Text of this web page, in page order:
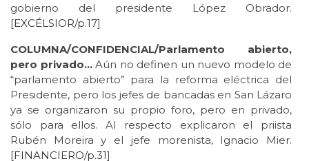
gobierno del presidente López Obrador.
[EXCÉLSIOR/p.17]
COLUMNA/CONFIDENCIAL/Parlamento abierto,
pero privado…Aún no definen un nuevo modelo de
“parlamento abierto” para la reforma eléctrica del
Presidente, pero los jefes de bancadas en San Lázaro
ya se organizaron su propio foro, pero en privado,
sólo para ellos. Al respecto explicaron el priista
Rubén Moreira y el jefe morenista, Ignacio Mier.
[FINANCIERO/p.31]